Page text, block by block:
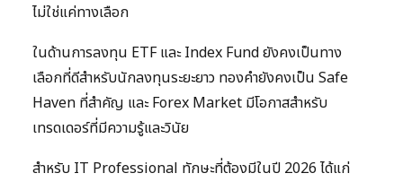
ไม่ใช่แค่ทางเลือก
ในด้านการลงทุน ETF และ Index Fund ยังคงเป็นทาง
เลือกที่ดีสำหรับนักลงทุนระยะยาว ทองคำยังคงเป็น Safe
Haven ที่สำคัญ และ Forex Market มีโอกาสสำหรับ
เทรดเดอร์ที่มีความรู้และวินัย
สำหรับ IT Professional ทักษะที่ต้องมีในปี 2026 ได้แก่